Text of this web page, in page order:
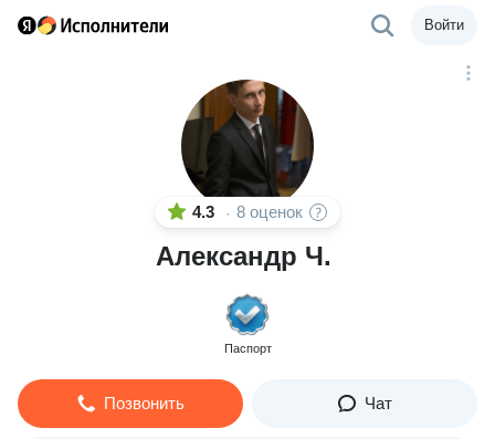
Войти
4.3 · 8 оценок
Александр Ч.
Паспорт
Позвонить Чат